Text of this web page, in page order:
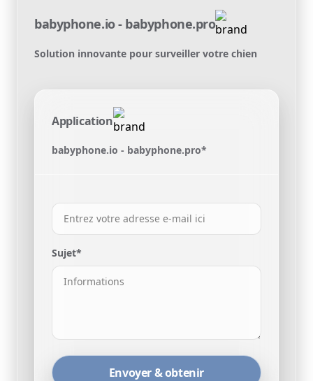
babyphone.io - babyphone.pro
Solution innovante pour surveiller votre chien
Application
babyphone.io - babyphone.pro*
Sujet*
Envoyer & obtenir